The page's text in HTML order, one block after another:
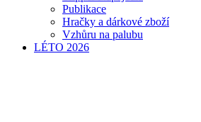
Publikace
Hračky a dárkové zboží
Vzhůru na palubu
LÉTO 2026